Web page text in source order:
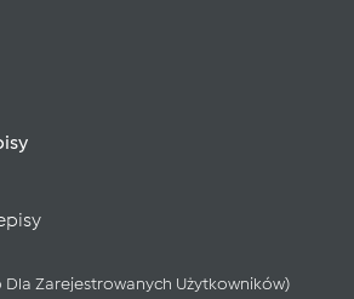
Dla Zarejestrowanych Użytkowników)